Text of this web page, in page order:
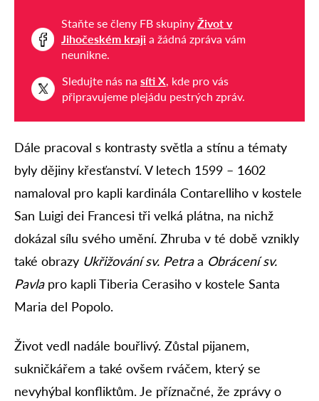
Staňte se členy FB skupiny Život v
Jihočeském kraji a žádná zpráva vám
neunikne.
Sledujte nás na síti X, kde pro vás
připravujeme plejádu pestrých zpráv.
Dále pracoval s kontrasty světla a stínu a tématy
byly dějiny křesťanství. V letech 1599 – 1602
namaloval pro kapli kardinála Contarelliho v kostele
San Luigi dei Francesi tři velká plátna, na nichž
dokázal sílu svého umění. Zhruba v té době vznikly
také obrazy Ukřižování sv. Petraa Obrácení sv.
Pavlapro kapli Tiberia Cerasiho v kostele Santa
Maria del Popolo.
Život vedl nadále bouřlivý. Zůstal pijanem,
sukničkářem a také ovšem rváčem, který se
nevyhýbal konfliktům. Je příznačné, že zprávy o